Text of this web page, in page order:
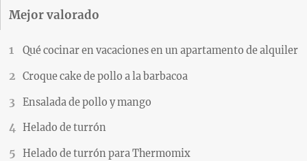
Mejor valorado
Qué cocinar en vacaciones en un apartamento de alquiler
Croque cake de pollo a la barbacoa
Ensalada de pollo y mango
Helado de turrón
Helado de turrón para Thermomix